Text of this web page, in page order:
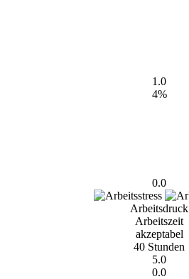
1.0
4%
0.0
Arbeitsdruck
Arbeitszeit
akzeptabel
40 Stunden
5.0
0.0